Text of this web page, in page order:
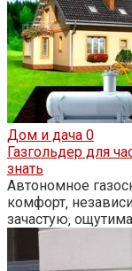
Дом и дача 0
Газгольдер для
знать
Автономное
комфорт‚
зачастую‚